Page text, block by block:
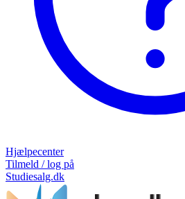
Hjælpecenter
Tilmeld / log på
Studiesalg.dk